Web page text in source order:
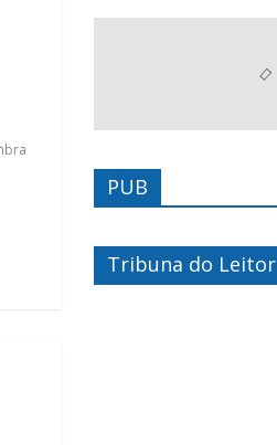
PUB
Tribuna do Leitor